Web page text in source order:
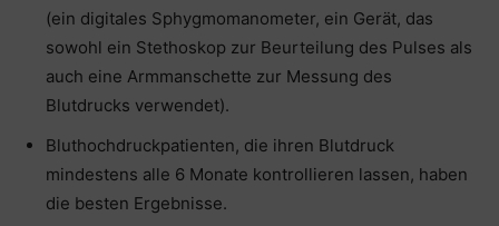
(ein digitales Sphygmomanometer, ein Gerät, das
sowohl ein Stethoskop zur Beurteilung des Pulses als
auch eine Armmanschette zur Messung des
Blutdrucks verwendet).
Bluthochdruckpatienten, die ihren Blutdruck
mindestens alle 6 Monate kontrollieren lassen, haben
die besten Ergebnisse.